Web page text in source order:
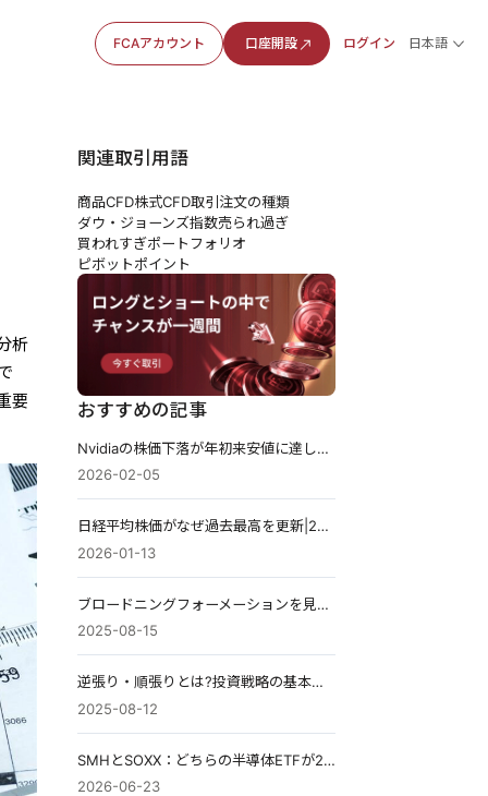
FCAアカウント 口座開設 ログイン 日本語
析
要
関連取引用語
商品CFD株式CFD取引注文の種類
ダウ・ジョーンズ指数売られ過ぎ
買われすぎポートフォリオ
ピボットポイント
おすすめの記事
Nvidiaの株価下落が年初来安値に達した背景と、今後の動向を探る
2026-02-05
日経平均株価がなぜ過去最高を更新|2026年円安、AI銘柄、早期総選挙への期待
2026-01-13
ブロードニングフォーメーションを見つけて取引する方法
2025-08-15
逆張り・順張りとは?投資戦略の基本と使い分けを徹底解説
2025-08-12
SMHとSOXX：どちらの半導体ETFが2026年に向けてより良い設定となっているか？
2026-06-23